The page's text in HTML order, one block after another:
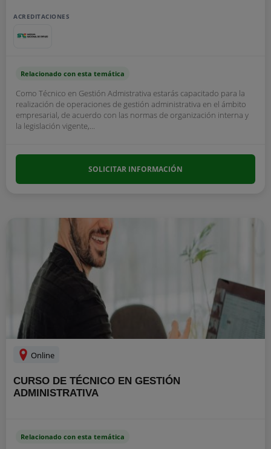
ACREDITACIONES
Relacionado con esta temática
Como Técnico en Gestión Admistrativa estarás capacitado para la
realización de operaciones de gestión administrativa en el ámbito
empresarial, de acuerdo con las normas de organización interna y
la legislación vigente,...
SOLICITAR INFORMACIÓN
Online
CURSO DE TÉCNICO EN GESTIÓN
ADMINISTRATIVA
Relacionado con esta temática